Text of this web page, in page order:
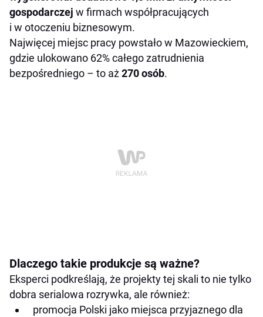
gospodarczej w firmach współpracujących
i w otoczeniu biznesowym.
Najwięcej miejsc pracy powstało w Mazowieckiem,
gdzie ulokowano 62% całego zatrudnienia
bezpośredniego – to aż270 osób.
Dlaczego takie produkcje są ważne?
Eksperci podkreślają, że projekty tej skali to nie tylko
dobra serialowa rozrywka, ale również:
promocja Polski jako miejsca przyjaznego dla